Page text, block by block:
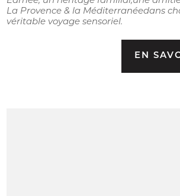
La Provence & la Méditerranéedans
véritable voyage sensoriel.
EN